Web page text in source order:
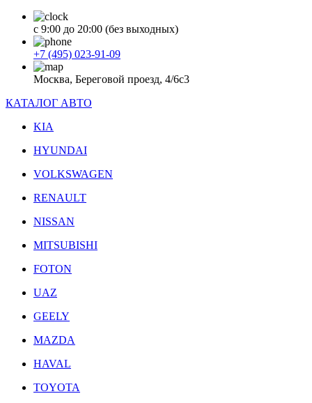
с 9:00 до 20:00 (без выходных)
+7 (495) 023-91-09
Москва, Береговой проезд, 4/6с3
КАТАЛОГ АВТО
KIA
HYUNDAI
VOLKSWAGEN
RENAULT
NISSAN
MITSUBISHI
FOTON
UAZ
GEELY
MAZDA
HAVAL
TOYOTA